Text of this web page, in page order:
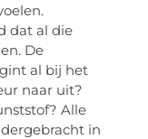
dat al die
De
al bij het
naar uit?
Alle
in